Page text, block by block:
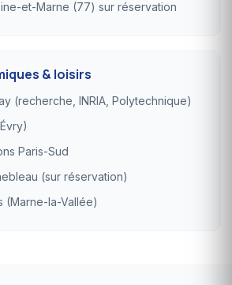
et-Marne (77) sur réservation
& loisirs
(recherche, INRIA, Polytechnique)
Paris-Sud
(sur réservation)
(Marne-la-Vallée)